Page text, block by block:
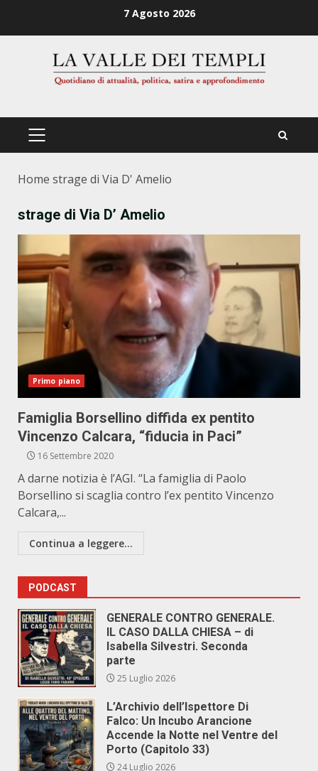
7 Agosto 2026
PRIMÄRES
Home strage di Via D' Amelio
strage di Via D’ Amelio
Primo piano
Famiglia Borsellino diffida ex pentito
Vincenzo Calcara, “fiducia in Paci”
16 Settembre 2020
A darne notizia è l’AGI. “La famiglia di Paolo
Borsellino si scaglia contro l’ex pentito Vincenzo
Calcara,...
Continua a leggere...
PODCAST
GENERALE CONTRO GENERALE.
IL CASO DALLA CHIESA – di
Isabella Silvestri. Seconda
parte
25 Luglio 2026
L’Archivio dell’Ispettore Di
Falco: Un Incubo Arancione
Accende la Notte nel Ventre del
Porto (Capitolo 33)
24 Luglio 2026